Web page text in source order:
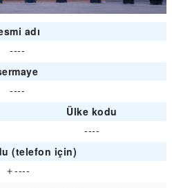
adı
----
----
Ülke kodu
----
(telefon için)
＋----